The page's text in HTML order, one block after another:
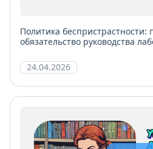
Политика беспристрастности:
обязательство руководства
24.04.2026